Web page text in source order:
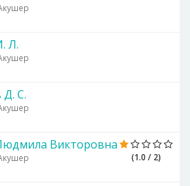
Л.
Д. С.
(1.0 / 2)
Викторовна